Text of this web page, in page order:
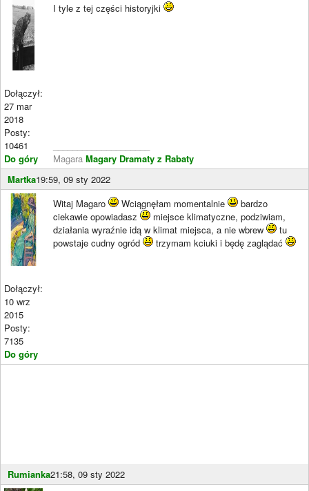
Dołączył:
27 mar
2018
Posty:
10461
Do góry
I tyle z tej części historyjki
Magara Magary Dramaty z Rabaty
Martka19:59, 09 sty 2022
Dołączył:
10 wrz
2015
Posty:
7135
Do góry
Witaj Magaro Wciągnęłam momentalnie
bardzo
ciekawie opowiadasz
miejsce klimatyczne, podziwiam,
działania wyraźnie idą w klimat miejsca, a nie wbrew
tu
powstaje cudny ogród
trzymam kciuki i będę zaglądać
Rumianka21:58, 09 sty 2022